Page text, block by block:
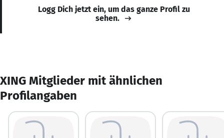
Logg Dich jetzt ein, um das ganze Profil zu
sehen.
XING Mitglieder mit ähnlichen
Profilangaben